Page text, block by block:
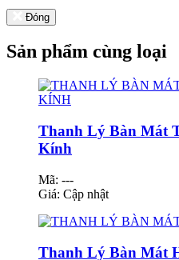
Đóng
Sản phẩm cùng loại
Thanh Lý Bàn Mát
Kính
Mã: ---
Giá: Cập nhật
Thanh Lý Bàn Mát